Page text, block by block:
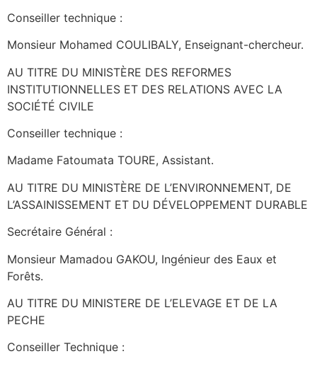
Conseiller technique :
Monsieur Mohamed COULIBALY, Enseignant-chercheur.
AU TITRE DU MINISTÈRE DES REFORMES
INSTITUTIONNELLES ET DES RELATIONS AVEC LA
SOCIÉTÉ CIVILE
Conseiller technique :
Madame Fatoumata TOURE, Assistant.
AU TITRE DU MINISTÈRE DE L’ENVIRONNEMENT, DE
L’ASSAINISSEMENT ET DU DÉVELOPPEMENT DURABLE
Secrétaire Général :
Monsieur Mamadou GAKOU, Ingénieur des Eaux et
Forêts.
AU TITRE DU MINISTERE DE L’ELEVAGE ET DE LA
PECHE
Conseiller Technique :